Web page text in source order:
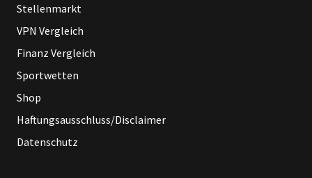
Stellenmarkt
VPN Vergleich
Finanz Vergleich
Sportwetten
Shop
Haftungsausschluss/Disclaimer
Datenschutz